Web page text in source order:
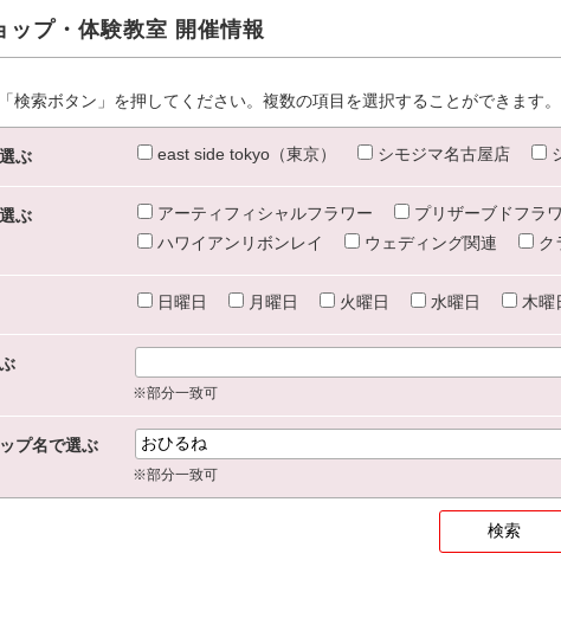
ップ・体験教室 開催情報
検索ボタン」を押してください。複数の項目を選択することができます。
ぶ east side tokyo（東京） シモジマ名古屋店
ぶ アーティフィシャルフラワー プリザーブドフラ
ハワイアンリボンレイ
ウェディング関連 ク
日曜日 月曜日 火曜日 水曜日 木曜
※部分一致可
プ名で選ぶ
※部分一致可